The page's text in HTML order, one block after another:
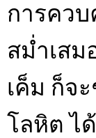
การคว
สม่ำเสม
เค็ม ก็จ
โลหิต ไ